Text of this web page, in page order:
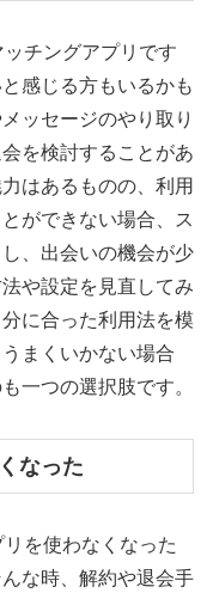
チングアプリです
感じる方もいるかも
ッセージのやり取り
を検討することがあ
はあるものの、利用
ができない場合、ス
、出会いの機会が少
や設定を見直してみ
に合った利用法を模
まくいかない場合
一つの選択肢です。
なった
を使わなくなった
な時、解約や退会手